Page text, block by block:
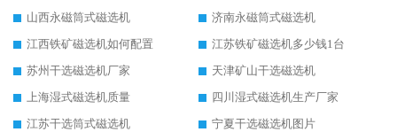
山西永磁筒式磁选机
济南永磁筒式磁选机
江西铁矿磁选机如何配置
江苏铁矿磁选机多少钱1台
苏州干选磁选机厂家
天津矿山干选磁选机
上海湿式磁选机质量
四川湿式磁选机生产厂家
江苏干选筒式磁选机
宁夏干选磁选机图片